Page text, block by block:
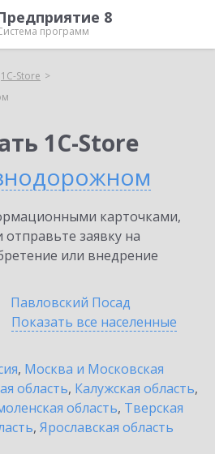
8
программ
1C-Store
1C-Store
карточками,
заявку на
или внедрение
Павловский Посад
Показать все населенные
, Москва и Московская
область, Калужская область,
область, Тверская
, Ярославская область